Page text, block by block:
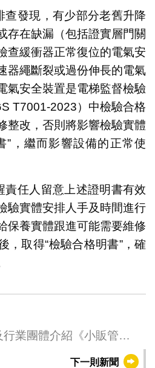
查發現，有少部分老舊升降
存在缺漏（包括證實層門關
查緩衝器正常復位的電氣安
器繩斷裂或過份伸長的電氣
氣安全裝置是電梯監督檢驗
T7001-2023）中檢驗合格
整改，否則將影響檢驗實體
”，繼而影響設備的正常使
責任人留意上述證明書有效
驗實體安排人手及時間進行
保養實體跟進可能需要維修
，取得“檢驗合格明書”，確
業團體介紹《小販管理
下一則新聞